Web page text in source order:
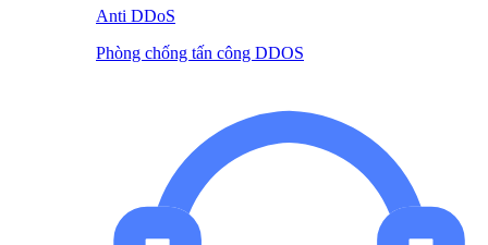
Anti DDoS
Phòng chống tấn công DDOS